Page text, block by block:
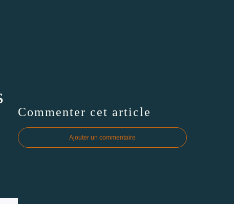
Commenter cet article
Ajouter un commentaire